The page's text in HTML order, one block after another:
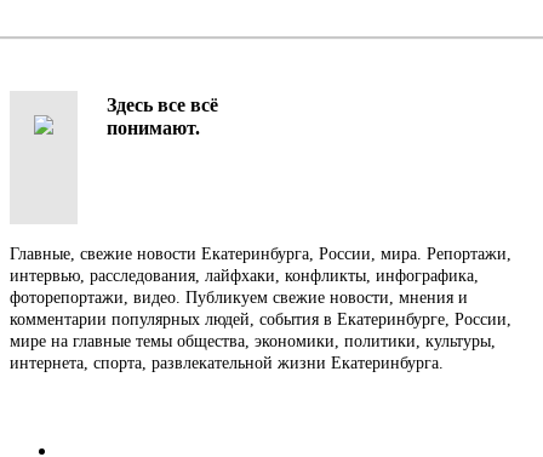
Здесь все всё
понимают.
Главные, свежие новости Екатеринбурга, России, мира. Репортажи,
интервью, расследования, лайфхаки, конфликты, инфографика,
фоторепортажи, видео. Публикуем свежие новости, мнения и
комментарии популярных людей, события в Екатеринбурге, России,
мире на главные темы общества, экономики, политики, культуры,
интернета, спорта, развлекательной жизни Екатеринбурга.